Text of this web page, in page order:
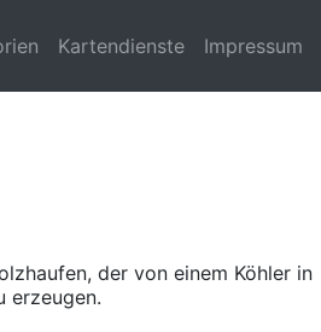
Kartendienste Impressum
der von einem Köhler in
erzeugen.